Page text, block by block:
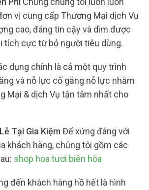
vị cung cấp Thương Mại dịch Vụ
cao, đáng tin cậy và dìm được
tích cực từ bỏ người tiêu dùng.
dụng chính là cả một quy trình
và nỗ lực cố gắng nỗ lực nhằm
Mại & dịch Vụ tận tâm nhất cho
Tại Gia KiệmĐể xứng đáng với
khách hàng, chúng tôi gồm các
shop hoa tươi biên hòa
đến khách hàng hồ hết là hình